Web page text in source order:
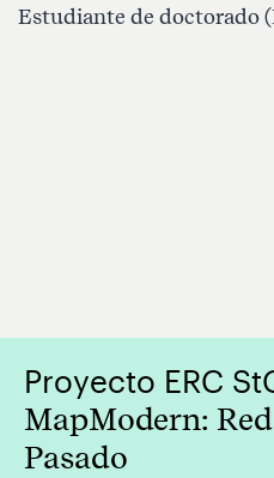
Estudiante de doctorado
Proyecto ERC
MapModern:
Pasado